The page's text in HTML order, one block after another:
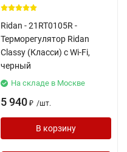
Ridan - 21RT0105R -
Терморегулятор Ridan
Classy (Класси) с Wi-Fi,
черный
На складе в Москве
5 940 ₽ /шт.
В корзину